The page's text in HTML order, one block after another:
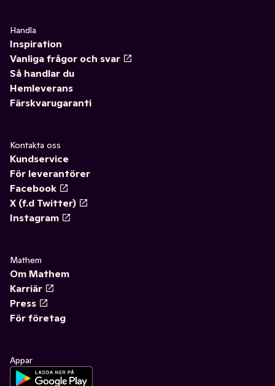
Handla
Inspiration
Vanliga frågor och svar
Så handlar du
Hemleverans
Färskvarugaranti
Kontakta oss
Kundservice
För leverantörer
Facebook
X (f.d Twitter)
Instagram
Mathem
Om Mathem
Karriär
Press
För företag
Appar